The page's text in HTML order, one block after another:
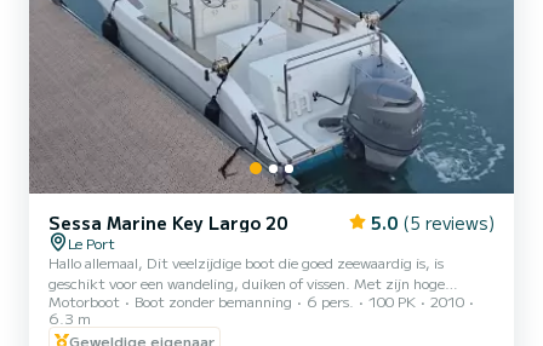
Sessa Marine Key Largo 20 5.0 (5 reviews)
Le Port
Hallo allemaal, Dit veelzijdige boot die goed zeewaardig is, is
geschikt voor een wandeling, duiken of vissen. Met zijn hoge
boorden zijn de passagiers veilig. De boot is afgemeerd aan het
einde van de steiger wat de manoeuvres vergemakkelijkt. In alle
Motorboot Boot zonder bemanning 6 pers. 100 PK
2010
6.3 m
Geweldige eigenaar